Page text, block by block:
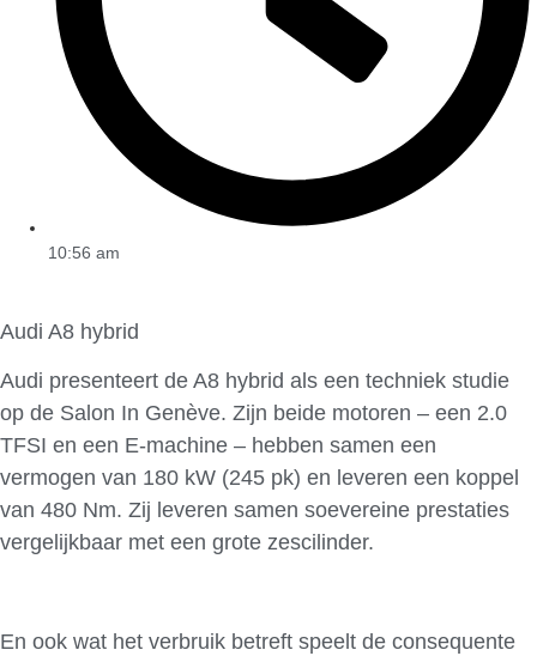
10:56 am
Audi A8 hybrid
Audi presenteert de A8 hybrid als een techniek studie
op de Salon In Genève. Zijn beide motoren – een 2.0
TFSI en een E-machine – hebben samen een
vermogen van 180 kW (245 pk) en leveren een koppel
van 480 Nm. Zij leveren samen soevereine prestaties
vergelijkbaar met een grote zescilinder.
En ook wat het verbruik betreft speelt de consequente